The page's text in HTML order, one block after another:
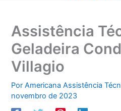
Assistência
Geladeira
Villagio
PorAmericana Assistência
novembro de 2023